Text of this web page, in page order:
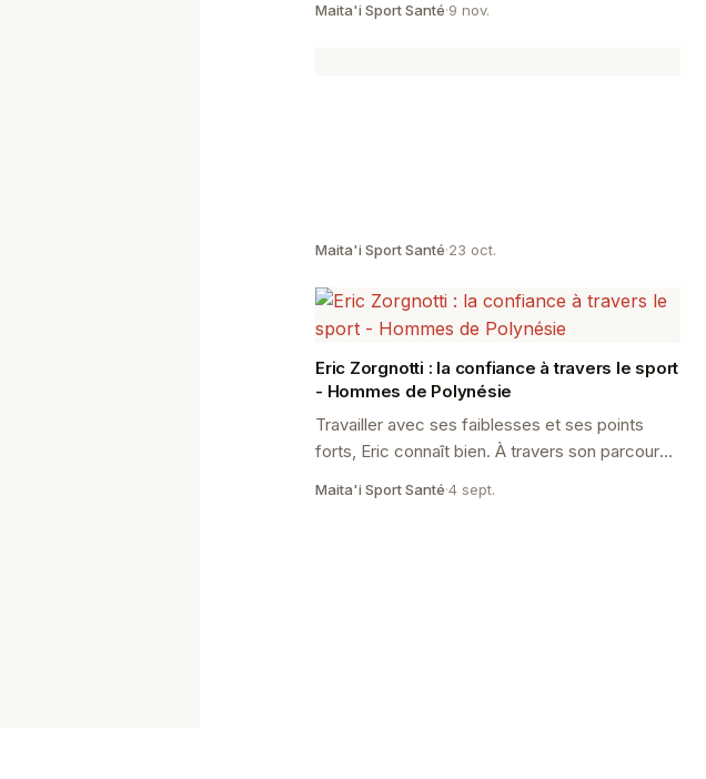
Maita'i Sport Santé·9 nov.
Maita'i Sport Santé·23 oct.
Eric Zorgnotti : la confiance à travers le sport
- Hommes de Polynésie
Travailler avec ses faiblesses et ses points
forts, Eric connaît bien. À travers son parcours,
Maita'i Sport Santé·4 sept.